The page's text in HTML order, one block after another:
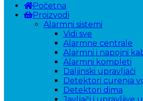
Početna
Proizvodi
Alarmni sistemi
Vidi sve
Alarmne centrale
Alarmni i napojni
Alarmni kompleti
Daljinski upravljači
Detektori curenja
Detektori dima